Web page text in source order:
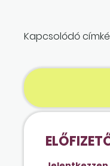
Kapcsolódó